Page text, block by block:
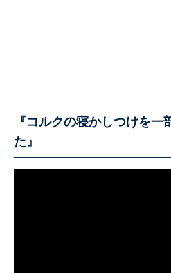
『コルクの寝かしつけを一
た』